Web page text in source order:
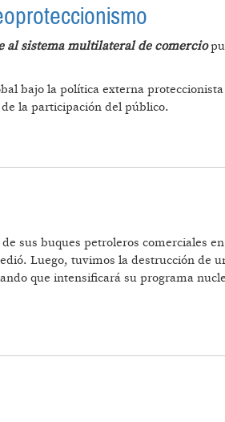
al sistema multilateral de comercio
bajo la política externa
la participación del público.
sus buques petroleros comerciales
Luego, tuvimos la destrucción de
que intensificará su programa